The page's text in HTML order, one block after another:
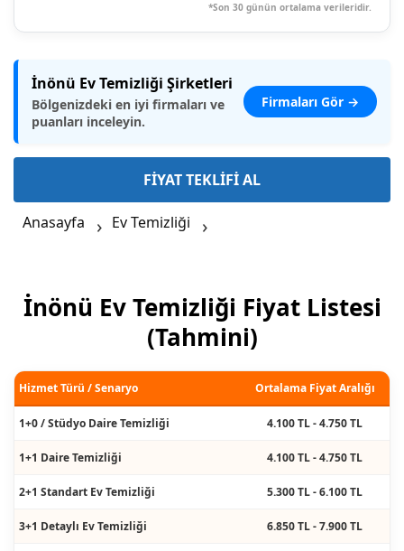
*Son 30 günün ortalama verileridir.
İnönü Ev Temizliği Şirketleri
Bölgenizdeki en iyi firmaları ve
puanları inceleyin.
Firmaları Gör →
FİYAT TEKLİFİ AL
Anasayfa Ev Temizliği
İnönü Ev Temizliği Fiyat Listesi
(Tahmini)
Hizmet Türü / Senaryo Ortalama Fiyat Aralığı
1+0 / Stüdyo Daire Temizliği 4.100 TL - 4.750 TL
1+1 Daire Temizliği 4.100 TL - 4.750 TL
2+1 Standart Ev Temizliği 5.300 TL - 6.100 TL
3+1 Detaylı Ev Temizliği 6.850 TL - 7.900 TL